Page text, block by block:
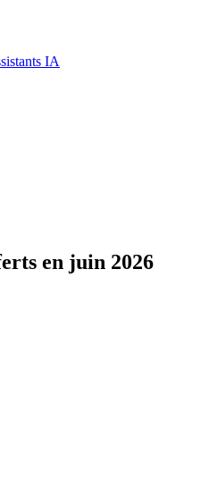
IA
en juin 2026